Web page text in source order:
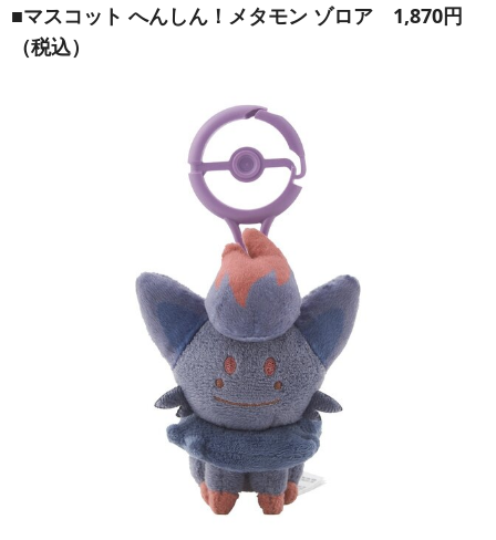
■マスコット へんしん！メタモン ゾロア 1,870円
（税込）